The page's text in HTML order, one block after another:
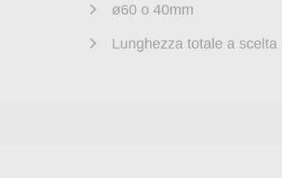
ø60 o 40mm
Lunghezza totale a scelta